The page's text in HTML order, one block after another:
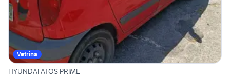
Vetrina
HYUNDAI ATOS PRIME